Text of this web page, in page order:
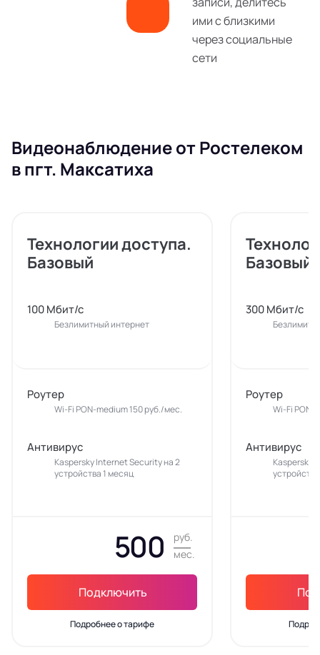
ими с близкими
через социальные
сети
Видеонаблюдение от Ростелеком
в пгт. Максатиха
Технологии доступа.
Базовый
100 Мбит/с
Безлимитный интернет
Роутер
Wi-Fi PON-medium 150 руб./мес.
Антивирус
Kaspersky Internet Security на 2
устройства 1 месяц
500
руб.
мес.
Подключить
Подробнее о тарифе
Базовый
300 Мбит/с
Роутер
Wi-Fi PON-
Антивирус
Kaspersky